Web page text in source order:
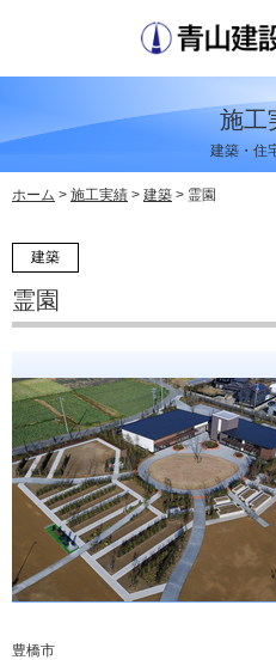
施工
建築・住
ホーム > 施工実績 > 建築 > 霊園
建築
霊園
豊橋市